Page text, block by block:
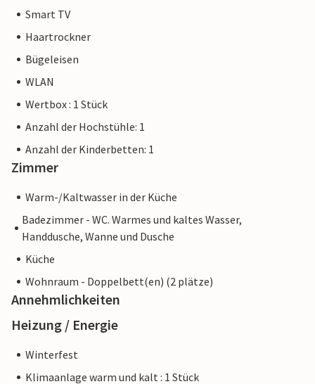
Smart TV
Haartrockner
Bügeleisen
WLAN
Wertbox : 1 Stück
Anzahl der Hochstühle: 1
Anzahl der Kinderbetten: 1
Zimmer
Warm-/Kaltwasser in der Küche
Badezimmer - WC. Warmes und kaltes Wasser,
Handdusche, Wanne und Dusche
Küche
Wohnraum - Doppelbett(en) (2 plätze)
Annehmlichkeiten
Heizung / Energie
Winterfest
Klimaanlage warm und kalt : 1 Stück